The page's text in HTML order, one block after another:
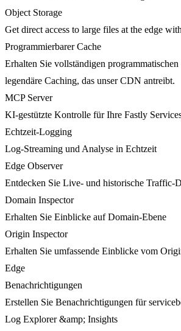
Object Storage
Get direct access to large files at the edge
Programmierbarer Cache
Erhalten Sie vollständigen
legendäre Caching, das unser CDN antreibt.
MCP Server
KI-gestützte Kontrolle für Ihre Fastly
Echtzeit-Logging
Log-Streaming und Analyse in Echtzeit
Edge Observer
Entdecken Sie Live- und historische Traffic-
Domain Inspector
Erhalten Sie Einblicke auf Domain-Ebene
Origin Inspector
Erhalten Sie umfassende Einblicke vom
Edge
Benachrichtigungen
Erstellen Sie Benachrichtigungen für
Log Explorer &amp; Insights